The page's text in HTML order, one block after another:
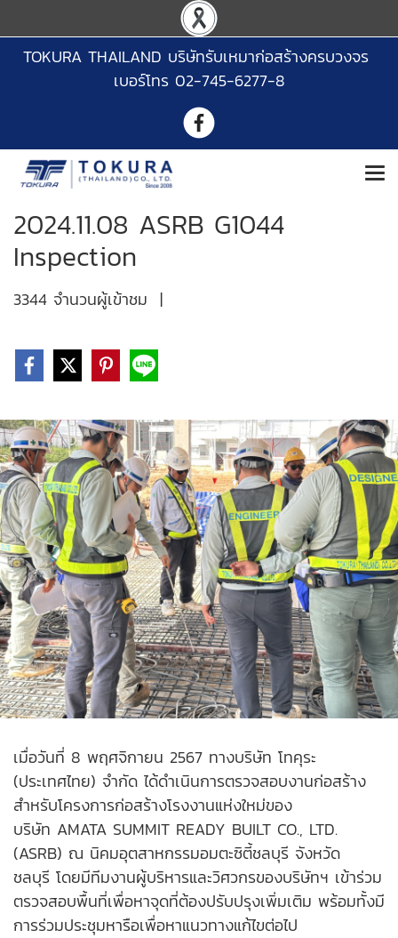
TOKURA THAILAND บริษัทรับเหมาก่อสร้างครบวงจร
เบอร์โทร 02-745-6277-8
2024.11.08 ASRB G1044
Inspection
3344 จำนวนผู้เข้าชม |
เมื่อวันที่ 8 พฤศจิกายน 2567 ทางบริษัท โทคุระ
(ประเทศไทย) จำกัด ได้ดำเนินการตรวจสอบงานก่อสร้าง
สำหรับโครงการก่อสร้างโรงงานแห่งใหม่ของ
บริษัท AMATA SUMMIT READY BUILT CO., LTD.
(ASRB) ณ นิคมอุตสาหกรรมอมตะซิตี้ชลบุรี จังหวัด
ชลบุรี โดยมีทีมงานผู้บริหารและวิศวกรของบริษัทฯ เข้าร่วม
ตรวจสอบพื้นที่เพื่อหาจุดที่ต้องปรับปรุงเพิ่มเติม พร้อมทั้งมี
การร่วมประชุมหารือเพื่อหาแนวทางแก้ไขต่อไป